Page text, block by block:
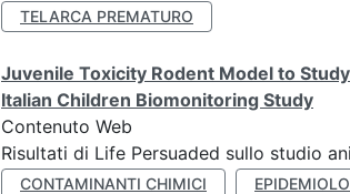
TELARCA PREMATURO
Juvenile Toxicity Rodent Model to
Italian Children Biomonitoring Study
Contenuto Web
Risultati di Life Persuaded sullo studio
CONTAMINANTI CHIMICI